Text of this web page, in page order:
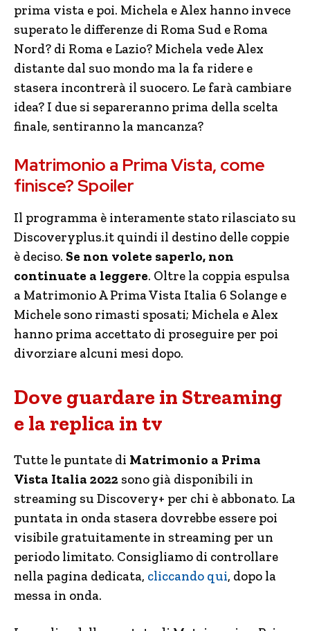
prima vista e poi. Michela e Alex hanno invece
superato le differenze di Roma Sud e Roma
Nord? di Roma e Lazio? Michela vede Alex
distante dal suo mondo ma la fa ridere e
stasera incontrerà il suocero. Le farà cambiare
idea? I due si separeranno prima della scelta
finale, sentiranno la mancanza?
Matrimonio a Prima Vista, come
finisce? Spoiler
Il programma è interamente stato rilasciato su
Discoveryplus.it quindi il destino delle coppie
è deciso. Se non volete saperlo, non
continuate a leggere. Oltre la coppia espulsa
a Matrimonio A Prima Vista Italia 6 Solange e
Michele sono rimasti sposati; Michela e Alex
hanno prima accettato di proseguire per poi
divorziare alcuni mesi dopo.
Dove guardare in Streaming
e la replica in tv
Tutte le puntate di Matrimonio a Prima
Vista Italia 2022 sono già disponibili in
streaming su Discovery+ per chi è abbonato. La
puntata in onda stasera dovrebbe essere poi
visibile gratuitamente in streaming per un
periodo limitato. Consigliamo di controllare
nella pagina dedicata, cliccando qui, dopo la
messa in onda.